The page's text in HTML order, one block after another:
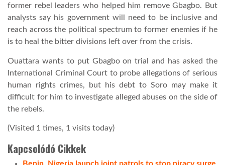
former rebel leaders who helped him remove Gbagbo. But
analysts say his government will need to be inclusive and
reach across the political spectrum to former enemies if he
is to heal the bitter divisions left over from the crisis.
Ouattara wants to put Gbagbo on trial and has asked the
International Criminal Court to probe allegations of serious
human rights crimes, but his debt to Soro may make it
difficult for him to investigate alleged abuses on the side of
the rebels.
(Visited 1 times, 1 visits today)
Kapcsolódó Cikkek